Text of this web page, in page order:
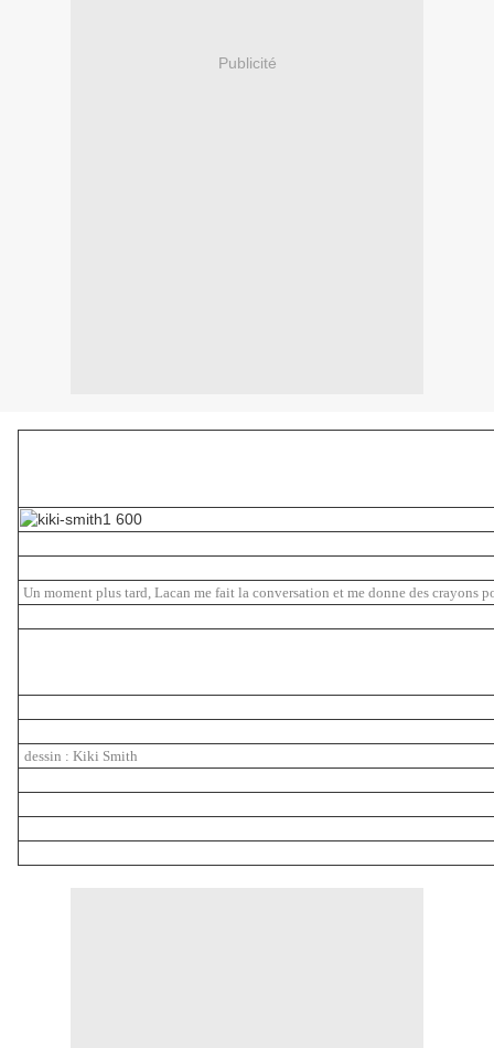
Publicité
Un moment plus tard, Lacan me fait la conversation et me donne des crayons
dessin : Kiki Smith